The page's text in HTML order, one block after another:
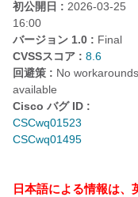
初公開日 : 2026-03-25
16:00
バージョン 1.0 : Final
CVSSスコア : 8.6
回避策 : No workarounds
available
Cisco バグ ID :
CSCwq01523
CSCwq01495
日本語による情報は